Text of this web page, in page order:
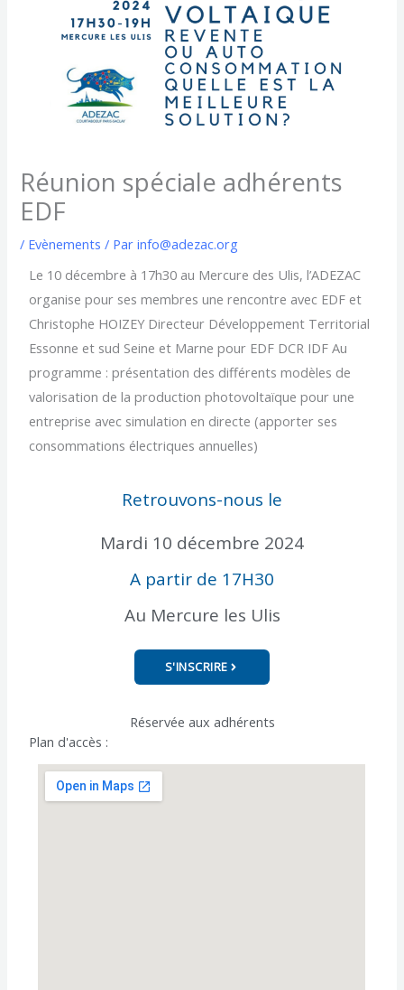
Réunion spéciale adhérents
EDF
/ Evènements / Parinfo@adezac.org
Le 10 décembre à 17h30 au Mercure des Ulis, l’ADEZAC
organise pour ses membres une rencontre avec EDF et
Christophe HOIZEY Directeur Développement Territorial
Essonne et sud Seine et Marne pour EDF DCR IDF Au
programme : présentation des différents modèles de
valorisation de la production photovoltaïque pour une
entreprise avec simulation en directe (apporter ses
consommations électriques annuelles)
Retrouvons-nous le
Mardi 10 décembre 2024
A partir de 17H30
Au Mercure les Ulis
S'INSCRIRE
Réservée aux adhérents
Plan d'accès :